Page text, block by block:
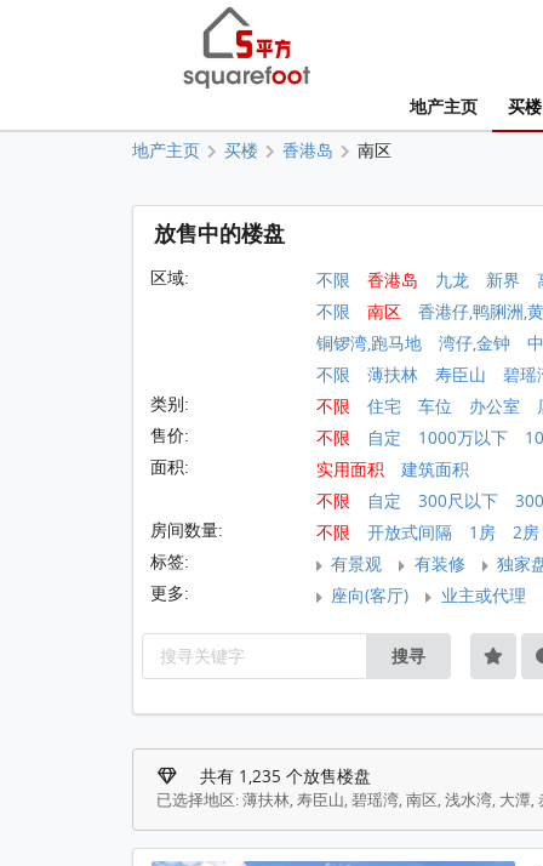
地产主页 买楼
地产主页 买楼 香港岛 南区
放售中的楼盘
区域: 不限 香港岛 九龙 新界
不限
南区
香港仔,鸭脷洲,
铜锣湾,跑马地
湾仔,金钟
不限
薄扶林 寿臣山
碧瑶
类别:
不限 住宅 车位 办公室
售价:
不限 自定 1000万以下
面积:
实用面积
建筑面积
不限
自定 300尺以下
房间数量:
不限 开放式间隔 1房
2房
标签:
有景观 有装修
独家
更多:
座向(客厅) 业主或代理
搜寻
共有 1,235 个放售楼盘
已选择地区: 薄扶林, 寿臣山, 碧瑶湾, 南区, 浅水湾, 大潭